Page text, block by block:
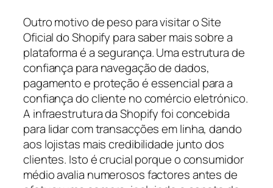
Outro motivo de peso para visitar o Site
Oficial do Shopify para saber mais sobre a
plataforma é a segurança. Uma estrutura de
confiança para navegação de dados,
pagamento e proteção é essencial para a
confiança do cliente no comércio eletrónico.
A infraestrutura da Shopify foi concebida
para lidar com transacções em linha, dando
aos lojistas mais credibilidade junto dos
clientes. Isto é crucial porque o consumidor
médio avalia numerosos factores antes de